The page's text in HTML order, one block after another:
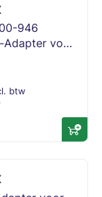
Adapter voor
btw